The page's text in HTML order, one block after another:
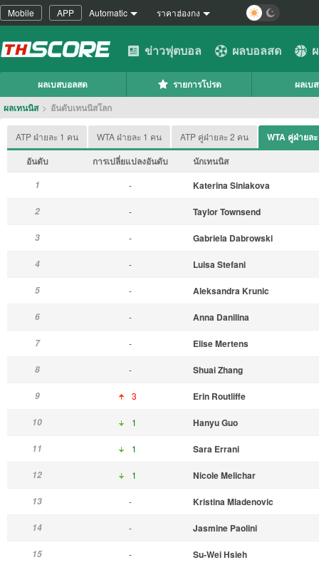
Mobile APP Automatic ราคาฮ่องกง
ข่าวฟุตบอล ผลบอลสด
ผลเบสบอลสด รายการโปรด
ผลเบ
ผลเทนนิส > อันดับเทนนิสโลก
ATP ฝ่ายละ 1 คน WTA ฝ่ายละ 1 คน ATP คู่ฝ่ายละ 2 คน
WTA คู่ฝ่ายล
อันดับ
การเปลี่ยแปลงอันดับ นักเทนนิส
1 - Katerina Siniakova
2 - Taylor Townsend
3 - Gabriela Dabrowski
4 - Luisa Stefani
5 - Aleksandra Krunic
6 - Anna Danilina
7 - Elise Mertens
8 - Shuai Zhang
9 3 Erin Routliffe
10 1 Hanyu Guo
11 1 Sara Errani
12 1 Nicole Melichar
13 - Kristina Mladenovic
14 - Jasmine Paolini
15 - Su-Wei Hsieh